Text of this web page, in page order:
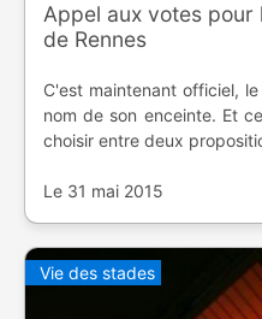
Appel aux votes pour
de Rennes
C'est maintenant officiel,
nom de son enceinte. Et
choisir entre deux
Le 31 mai 2015
Vie des stades